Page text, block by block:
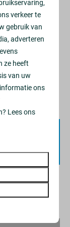
overlast
worden
komt
van
weekenden
verkeer te
gebruik van
adverteren
ze heeft
van uw
ons
Lees ons